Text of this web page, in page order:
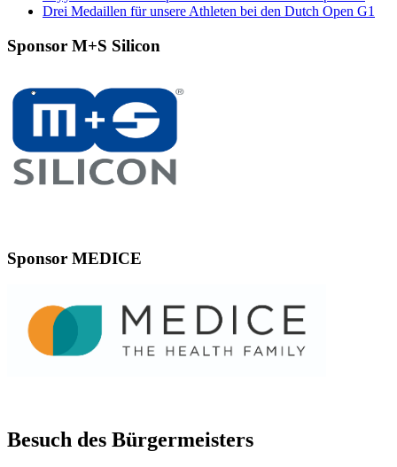
Drei Medaillen für unsere Athleten bei den Dutch Open G1
Sponsor M+S Silicon
Sponsor MEDICE
Besuch des Bürgermeisters